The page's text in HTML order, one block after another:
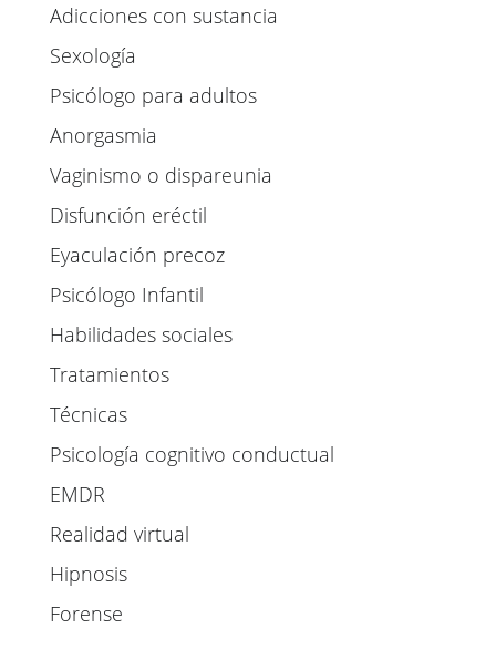
Adicciones con sustancia
Sexología
Psicólogo para adultos
Anorgasmia
Vaginismo o dispareunia
Disfunción eréctil
Eyaculación precoz
Psicólogo Infantil
Habilidades sociales
Tratamientos
Técnicas
Psicología cognitivo conductual
EMDR
Realidad virtual
Hipnosis
Forense